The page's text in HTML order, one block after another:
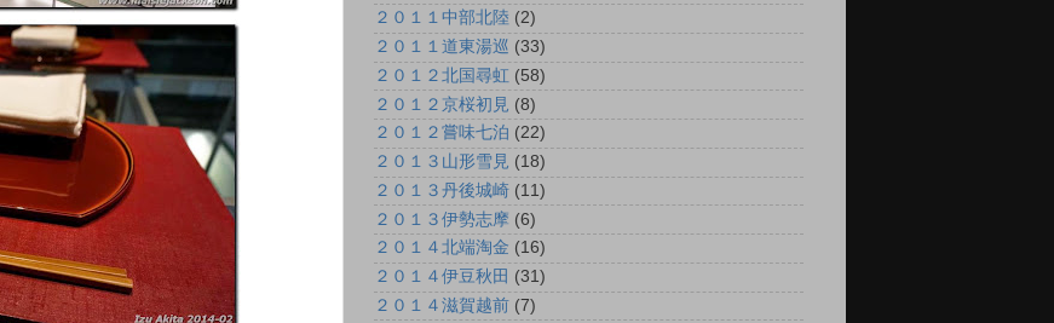
２０１１中部北陸 (2)
２０１１道東湯巡 (33)
２０１２北国尋虹 (58)
２０１２京桜初見 (8)
２０１２嘗味七泊 (22)
２０１３山形雪見 (18)
２０１３丹後城崎 (11)
２０１３伊勢志摩 (6)
２０１４北端淘金 (16)
２０１４伊豆秋田 (31)
２０１４滋賀越前 (7)